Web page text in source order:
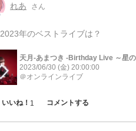
れあ さん
2023年のベストライブは？
天月-あまつき -Birthday Live ～星
2023/06/30 (金) 20:00:00
＠オンラインライブ
いいね！ 1 コメントする